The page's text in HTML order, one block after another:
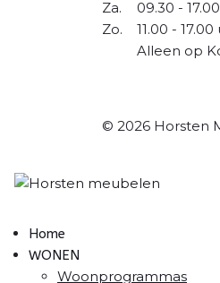
Za.
Zo.
09.30 -
11.00 -
Alleen op
© 2026 Horsten
Home
WONEN
Woonprogrammas